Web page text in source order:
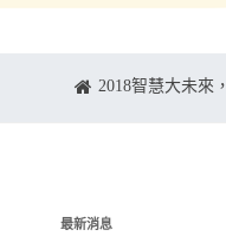
2018智慧大未來
最新消息